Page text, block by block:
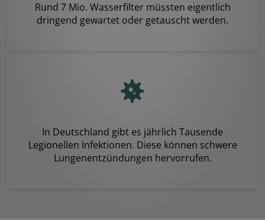
Rund 7 Mio. Wasserfilter müssten eigentlich
dringend gewartet oder getauscht werden.
In Deutschland gibt es jährlich Tausende
Legionellen Infektionen. Diese können schwere
Lungenentzündungen hervorrufen.